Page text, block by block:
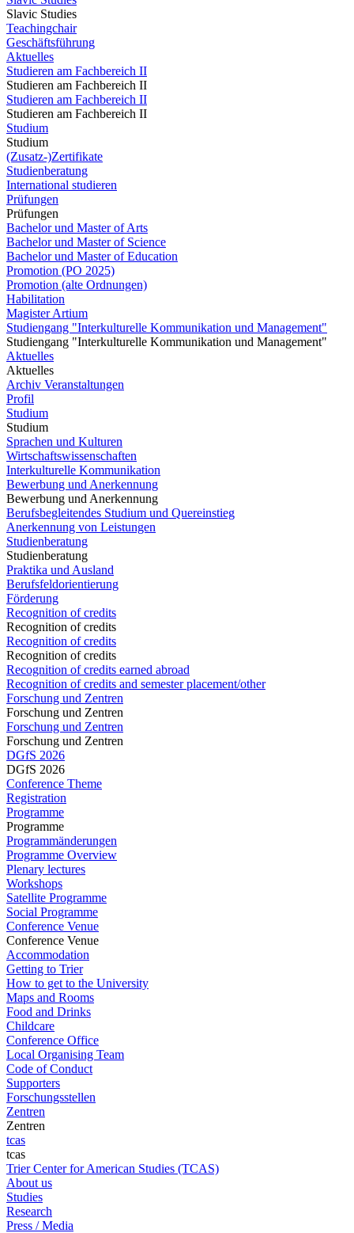
Slavic Studies
Teachingchair
Geschäftsführung
Aktuelles
Studieren am Fachbereich II
Studieren am Fachbereich II
Studieren am Fachbereich II
Studieren am Fachbereich II
Studium
Studium
(Zusatz-)Zertifikate
Studienberatung
International studieren
Prüfungen
Prüfungen
Bachelor und Master of Arts
Bachelor und Master of Science
Bachelor und Master of Education
Promotion (PO 2025)
Promotion (alte Ordnungen)
Habilitation
Magister Artium
Studiengang "Interkulturelle Kommunikation und Management"
Studiengang "Interkulturelle Kommunikation und Management"
Aktuelles
Aktuelles
Archiv Veranstaltungen
Profil
Studium
Studium
Sprachen und Kulturen
Wirtschaftswissenschaften
Interkulturelle Kommunikation
Bewerbung und Anerkennung
Bewerbung und Anerkennung
Berufsbegleitendes Studium und Quereinstieg
Anerkennung von Leistungen
Studienberatung
Studienberatung
Praktika und Ausland
Berufsfeldorientierung
Förderung
Recognition of credits
Recognition of credits
Recognition of credits
Recognition of credits
Recognition of credits earned abroad
Recognition of credits and semester placement/other
Forschung und Zentren
Forschung und Zentren
Forschung und Zentren
Forschung und Zentren
DGfS 2026
DGfS 2026
Conference Theme
Registration
Programme
Programme
Programmänderungen
Programme Overview
Plenary lectures
Workshops
Satellite Programme
Social Programme
Conference Venue
Conference Venue
Accommodation
Getting to Trier
How to get to the University
Maps and Rooms
Food and Drinks
Childcare
Conference Office
Local Organising Team
Code of Conduct
Supporters
Forschungsstellen
Zentren
Zentren
tcas
tcas
Trier Center for American Studies (TCAS)
About us
Studies
Research
Press / Media